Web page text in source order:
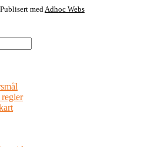
med Adhoc Webs